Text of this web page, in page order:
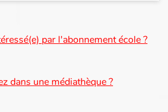
par l'abonnement école ?
dans une médiathèque ?